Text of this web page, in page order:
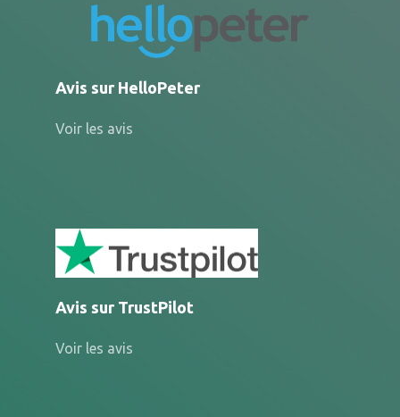
Avis sur HelloPeter
Voir les avis
Avis sur TrustPilot
Voir les avis